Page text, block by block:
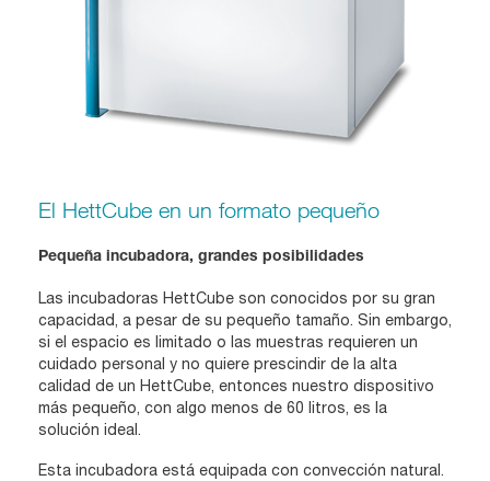
El HettCube en un formato pequeño
Pequeña incubadora, grandes posibilidades
Las incubadoras HettCube son conocidos por su gran
capacidad, a pesar de su pequeño tamaño. Sin embargo,
si el espacio es limitado o las muestras requieren un
cuidado personal y no quiere prescindir de la alta
calidad de un HettCube, entonces nuestro dispositivo
más pequeño, con algo menos de 60 litros, es la
solución ideal.
Esta incubadora está equipada con convección natural.